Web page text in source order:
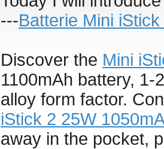
---Batterie Mini
Discover the Mini
1100mAh battery,
alloy form factor.
iStick 2 25W
away in the pocket,